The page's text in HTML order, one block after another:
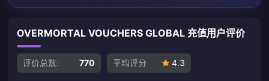
OVERMORTAL VOUCHERS GLOBAL 充值用户评价
评价总数: 770 平均评分 4.3